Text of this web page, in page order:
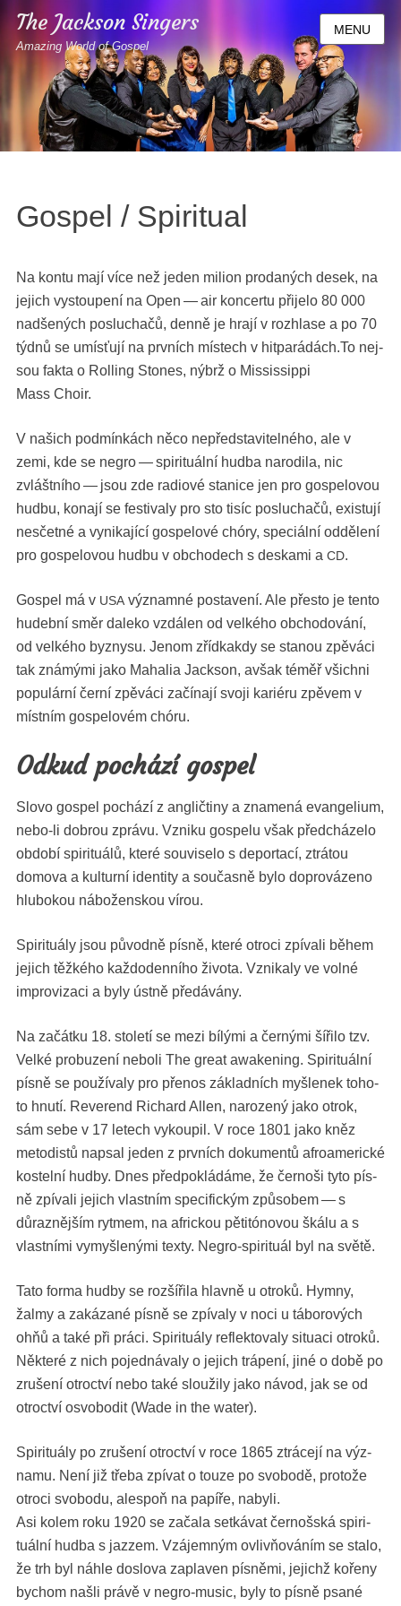
The Jackson Singers
Amazing World of Gospel
MENU
Gospel / Spiritual
Na kon­tu mají více než jeden mil­ion pro­daných desek, na
jejich vys­toupení na Open — air kon­cer­tu při­je­lo 80 000
nadšených posluchačů, den­ně je hra­jí v rozh­lase a po 70
týd­nů se umísťu­jí na prvních místech v hitparádách.To nej­
sou fak­ta o Rolling Stones, nýbrž o Mis­sis­sip­pi
Mass Choir.
V našich pod­mínkách něco nepřed­stavitel­ného, ale v
zemi, kde se negro — spir­i­tuál­ní hud­ba nar­o­di­la, nic
zvlášt­ního — jsou zde radiové stan­ice jen pro gospelovou
hud­bu, kon­a­jí se fes­ti­valy pro sto tisíc posluchačů, exis­tu­jí
nesčet­né a vynika­jící gospelové chóry, speciál­ní odd­ělení
pro gospelovou hud­bu v obchodech s deska­mi a CD.
Gospel má v USAvýz­nam­né postavení. Ale přesto je ten­to
hudeb­ní směr daleko vzdálen od velkého obchodování,
od velkého byzny­su. Jenom zříd­kakdy se stanou zpěvá­ci
tak známý­mi jako Mahalia Jack­son, avšak téměř všich­ni
pop­ulární černí zpěvá­ci začí­na­jí svo­ji kar­iéru zpěvem v
míst­ním gospelovém chóru.
Odkud pochází gospel
Slo­vo gospel pochází z angličtiny a zna­mená evan­geli­um,
nebo-li dobrou zprávu. Vzniku gospelu však před­cháze­lo
období spir­i­tuálů, které sou­vise­lo s depor­tací, ztrá­tou
domo­va a kul­turní iden­ti­ty a součas­ně bylo doprovázeno
hlubok­ou nábožen­sk­ou vírou.
Spir­i­tuá­ly jsou původ­ně pís­ně, které otro­ci zpí­vali během
jejich těžkého kaž­do­den­ního živ­ota. Vznikaly ve vol­né
improvizaci a byly úst­ně předávány.
Na začátku 18. sto­letí se mezi bílý­mi a černý­mi šíři­lo tzv.
Velké probuzení neboli The great awak­en­ing. Spir­i­tuál­ní
pís­ně se použí­valy pro přenos zák­lad­ních myšlenek toho­
to hnutí. Rev­erend Richard Allen, narozený jako otrok,
sám sebe v 17 letech vyk­oupil. V roce 1801 jako kněz
metodis­tů nap­sal jeden z prvních doku­men­tů afroam­er­ické
kostel­ní hud­by. Dnes před­pok­ládáme, že čer­noši tyto pís­
ně zpí­vali jejich vlast­ním speci­fick­ým způ­sobem — s
důraznějším ryt­mem, na africk­ou pětitónovou škálu a s
vlast­ní­mi vymyšlený­mi tex­ty. Negro-spir­i­tuál byl na světě.
Tato for­ma hud­by se rozšíři­la hlavně u otroků. Hym­ny,
žalmy a zakázané pís­ně se zpí­valy v noci u táborových
ohňů a také při prá­ci. Spir­i­tuá­ly reflek­to­valy situaci otroků.
Něk­teré z nich pojed­ná­valy o jejich trápení, jiné o době po
zrušení otroctví nebo také slouži­ly jako návod, jak se od
otroctví osvo­bod­it (Wade in the water).
Spir­i­tuá­ly po zrušení otroctví v roce 1865 ztráce­jí na výz­
na­mu. Není již tře­ba zpí­vat o touze po svo­bodě, pro­tože
otro­ci svo­bo­du, ale­spoň na papíře, nabyli.
Asi kolem roku 1920 se začala setká­vat čer­nošská spir­i­
tuál­ní hud­ba s jazzem. Vzá­jem­ným ovlivňováním se sta­lo,
že trh byl náh­le doslo­va zaplaven pís­ně­mi, jejichž koře­ny
bychom našli právě v negro-music, byly to pís­ně psané